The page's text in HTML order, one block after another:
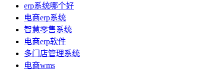
erp系统哪个好
电商erp系统
智慧零售系统
电商erp软件
多门店管理系统
电商wms